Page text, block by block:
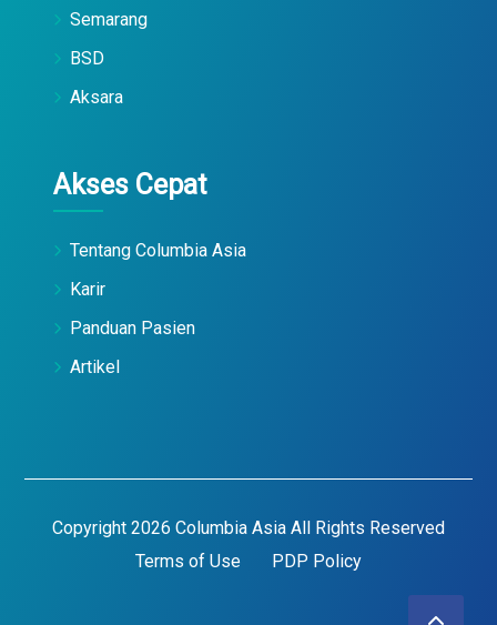
Semarang
BSD
Aksara
Akses Cepat
Tentang Columbia Asia
Karir
Panduan Pasien
Artikel
Copyright 2026 Columbia Asia All Rights Reserved
Terms of Use
PDP Policy